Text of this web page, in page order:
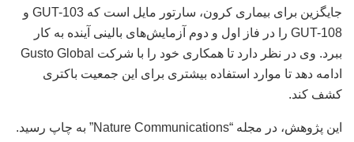
جایگزین برای بیماری کرون، سارتور مایل است که GUT-103 و
GUT-108 را در فاز اول و دوم آزمایش‌های بالینی آینده به کار
ببرد. وی در نظر دارد تا همکاری خود را با شرکت Gusto Global
ادامه دهد تا موارد استفاده بیشتری برای این جمعیت باکتری
کشف کند.
این پژوهش، در مجله “Nature Communications” به چاپ رسید.